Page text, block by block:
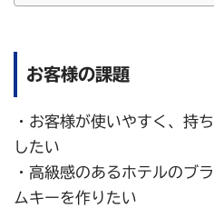
お客様の課題
・お客様が使いやすく、持
したい
・高級感のあるホテルのブ
ムキーを作りたい